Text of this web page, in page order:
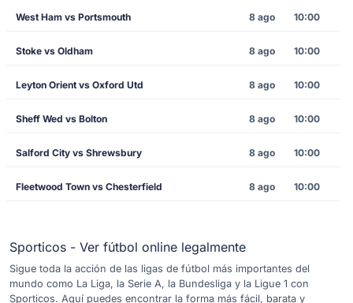
West Ham vs Portsmouth 8 ago 10:00
Stoke vs Oldham 8 ago 10:00
Leyton Orient vs Oxford Utd 8 ago 10:00
Sheff Wed vs Bolton 8 ago 10:00
Salford City vs Shrewsbury 8 ago 10:00
Fleetwood Town vs Chesterfield 8 ago 10:00
Sporticos - Ver fútbol online legalmente
Sigue toda la acción de las ligas de fútbol más importantes del
mundo como La Liga, la Serie A, la Bundesliga y la Ligue 1 con
Sporticos. Aquí puedes encontrar la forma más fácil, barata y